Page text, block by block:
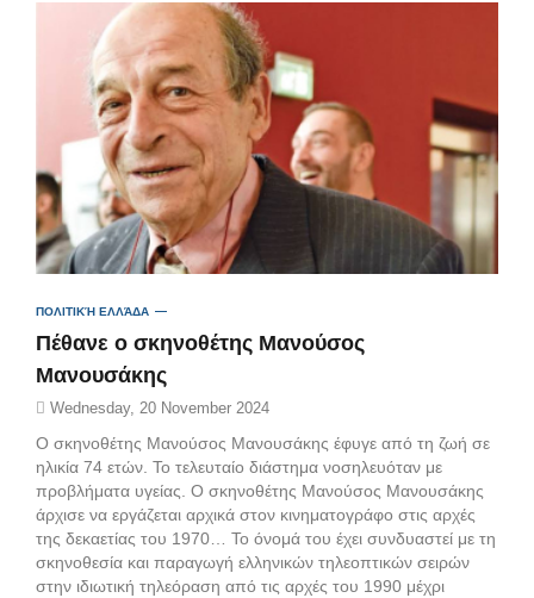
ΠΟΛΙΤΙΚΉ ΕΛΛΆΔΑ
Πέθανε ο σκηνοθέτης Μανούσος
Μανουσάκης
Wednesday, 20 November 2024
Ο σκηνοθέτης Μανούσος Μανουσάκης έφυγε από τη ζωή σε
ηλικία 74 ετών. Το τελευταίο διάστημα νοσηλευόταν με
προβλήματα υγείας. Ο σκηνοθέτης Μανούσος Μανουσάκης
άρχισε να εργάζεται αρχικά στον κινηματογράφο στις αρχές
της δεκαετίας του 1970… Το όνομά του έχει συνδυαστεί με τη
σκηνοθεσία και παραγωγή ελληνικών τηλεοπτικών σειρών
στην ιδιωτική τηλεόραση από τις αρχές του 1990 μέχρι